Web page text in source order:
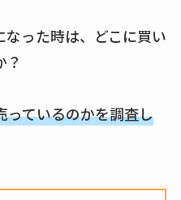
ない？売ってる場所
は？代わりの代用品
クランベリージュー
なった時は、どこに買い
っているのかを調査し